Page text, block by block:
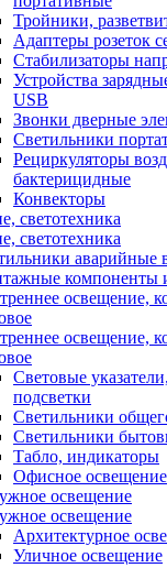
Тройники,
Адаптеры розеток
Стабилизаторы
Устройства
USB
Звонки дверные
Светильники
Рециркуляторы
бактерицидные
Конвекторы
светотехника
светотехника
аварийные
компоненты
освещение,
освещение,
Световые
подсветки
Светильники
Светильники
Табло, индикаторы
Офисное освещение
освещение
освещение
Архитектурное
Уличное освещение